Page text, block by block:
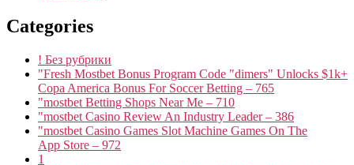
Categories
! Без рубрики
"Fresh Mostbet Bonus Program Code "dimers" Unlocks $1k+
Copa America Bonus For Soccer Betting – 765
"mostbet Betting Shops Near Me – 710
"mostbet Casino Review An Industry Leader – 386
"‎mostbet Casino Games Slot Machine Games On The
App Store – 972
1